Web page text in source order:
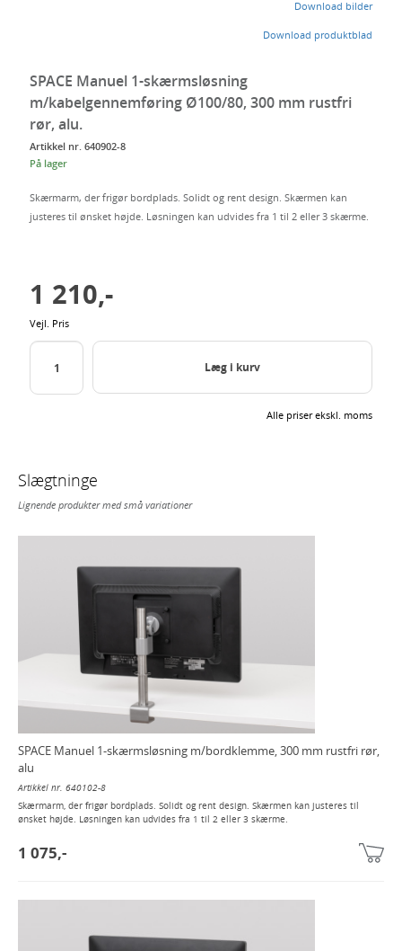
Download bilder
Download produktblad
SPACE Manuel 1-skærmsløsning
m/kabelgennemføring Ø100/80, 300 mm rustfri
rør, alu.
Artikkel nr. 640902-8
På lager
Skærmarm, der frigør bordplads. Solidt og rent design. Skærmen kan
justeres til ønsket højde. Løsningen kan udvides fra 1 til 2 eller 3 skærme.
1 210,-
Vejl. Pris
Læg i kurv
Alle priser ekskl. moms
Slægtninge
Lignende produkter med små variationer
SPACE Manuel 1-skærmsløsning m/bordklemme, 300 mm rustfri rør,
alu
Artikkel nr. 640102-8
Skærmarm, der frigør bordplads. Solidt og rent design. Skærmen kan justeres til
ønsket højde. Løsningen kan udvides fra 1 til 2 eller 3 skærme.
1 075,-